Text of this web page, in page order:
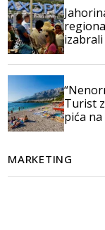
Turist
pića
MARKETING